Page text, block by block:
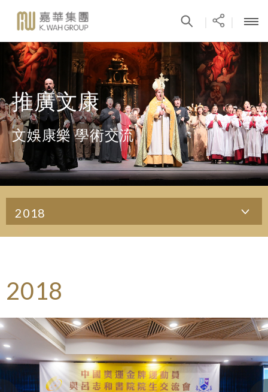
推廣文康
文娛康樂 學術交流
2018
2018